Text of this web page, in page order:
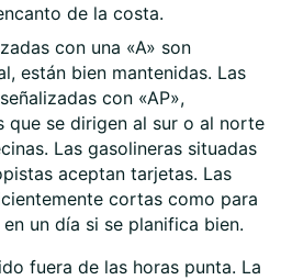
de la costa.
con una «A» son
están bien mantenidas. Las
con «AP»,
que se dirigen al sur o al norte
Las gasolineras situadas
aceptan tarjetas. Las
cortas como para
un día si se planifica bien.
fuera de las horas punta. La